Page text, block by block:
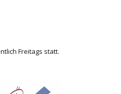
Freitags statt.